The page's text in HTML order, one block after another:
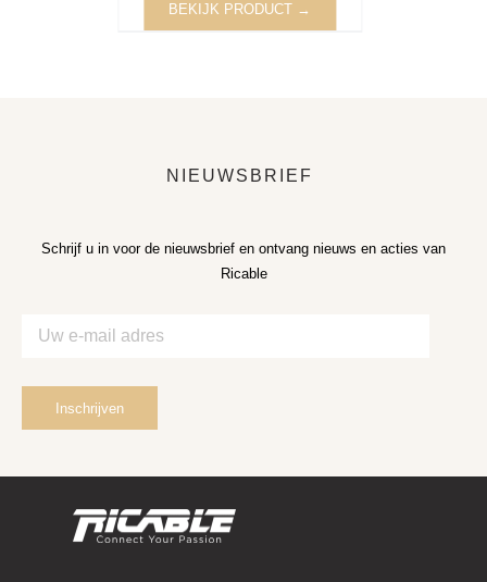
BEKIJK PRODUCT →
NIEUWSBRIEF
Schrijf u in voor de nieuwsbrief en ontvang nieuws en acties van
Ricable